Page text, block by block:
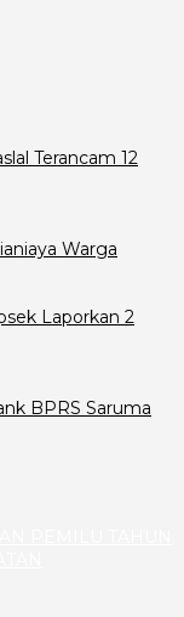
Terancam 12
Warga
Laporkan 2
BPRS Saruma